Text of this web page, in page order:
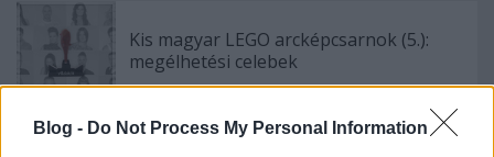
Blog - Do Not Process My Personal Information
Kis magyar LEGO arcképcsarnok (5.):
megélhetési celebek